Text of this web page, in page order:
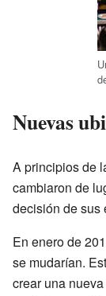
Nuevas
A principios de
cambiaron de
decisión de sus
En enero de
se mudarían.
crear una nueva